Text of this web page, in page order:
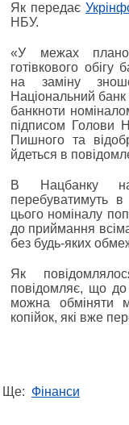
Як передає
НБУ.
«У межах
готівкового
на заміну
Національний
банкноти
підписом Голови
Пишного та
йдеться в
В Нацбанку
перебуватимуть
цього номіналу
до приймання
без будь-яких
Як
повідомляє, що
можна обміняти
копійок, які вже
Ще: Фінанси